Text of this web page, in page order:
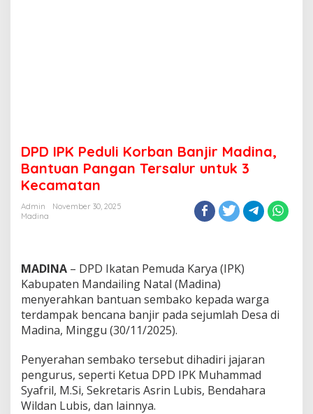
DPD IPK Peduli Korban Banjir Madina,
Bantuan Pangan Tersalur untuk 3
Kecamatan
Admin
November 30, 2025
Madina
MADINA – DPD Ikatan Pemuda Karya (IPK)
Kabupaten Mandailing Natal (Madina)
menyerahkan bantuan sembako kepada warga
terdampak bencana banjir pada sejumlah Desa di
Madina, Minggu (30/11/2025).
Penyerahan sembako tersebut dihadiri jajaran
pengurus, seperti Ketua DPD IPK Muhammad
Syafril, M.Si, Sekretaris Asrin Lubis, Bendahara
Wildan Lubis, dan lainnya.